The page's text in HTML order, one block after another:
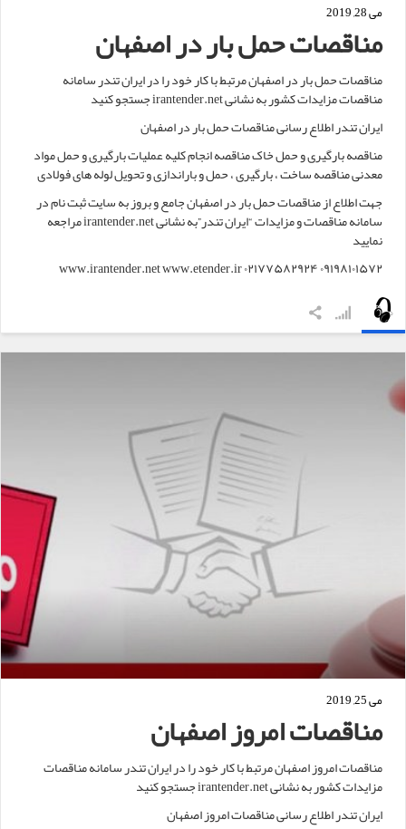
می 28, 2019
مناقصات حمل بار در اصفهان
مناقصات حمل بار در اصفهان مرتبط با کار خود را در ایران تندر سامانه
مناقصات مزایدات کشور به نشانی irantender.net جستجو کنید
ایران تندر اطلاع رسانی مناقصات حمل بار در اصفهان
مناقصه بارگیری و حمل خاک مناقصه انجام کلیه عملیات بارگیری و حمل مواد
معدنی مناقصه ساخت ، بارگیری ، حمل و باراندازی و تحویل لوله های فولادی
جهت اطلاع از مناقصات حمل بار در اصفهان جامع و بروز به سایت ثبت نام در
سامانه مناقصات و مزایدات “ایران تندر”به نشانی irantender.net مراجعه
نمایید
www.irantender.net www.etender.ir ۰۲۱۷۷۵۸۲۹۲۴ ۰۹۱۹۸۱۰۱۵۷۲
می 25, 2019
مناقصات امروز اصفهان
مناقصات امروز اصفهان مرتبط با کار خود را در ایران تندر سامانه مناقصات
مزایدات کشور به نشانی irantender.net جستجو کنید
ایران تندر اطلاع رسانی مناقصات امروز اصفهان